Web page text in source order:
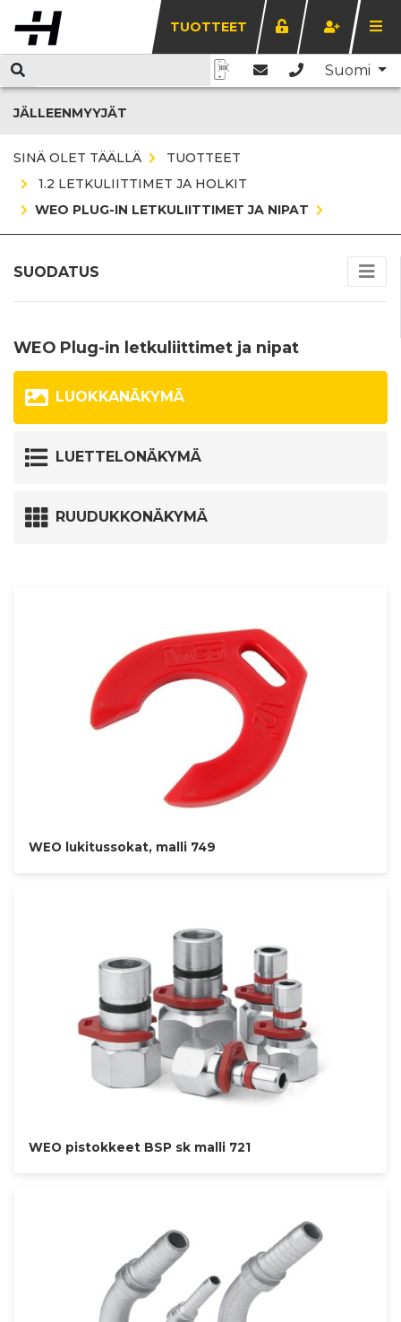
TUOTTEET
Suomi
JÄLLEENMYYJÄT
SINÄ OLET TÄÄLLÄ
TUOTTEET
1.2 LETKULIITTIMET JA HOLKIT
WEO PLUG-IN LETKULIITTIMET JA NIPAT
SUODATUS
WEO Plug-in letkuliittimet ja nipat
LUOKKANÄKYMÄ
LUETTELONÄKYMÄ
RUUDUKKONÄKYMÄ
WEO lukitussokat, malli 749
WEO pistokkeet BSP sk malli 721